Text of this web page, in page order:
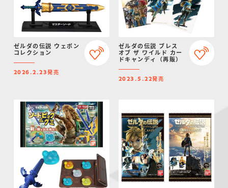
ゼルダの伝説 ウェポン
コレクション
2026.2.23発売
ゼルダの伝説 ブレス
オブ ザ ワイルド カー
ドキャンディ（再販）
2023.5.22発売